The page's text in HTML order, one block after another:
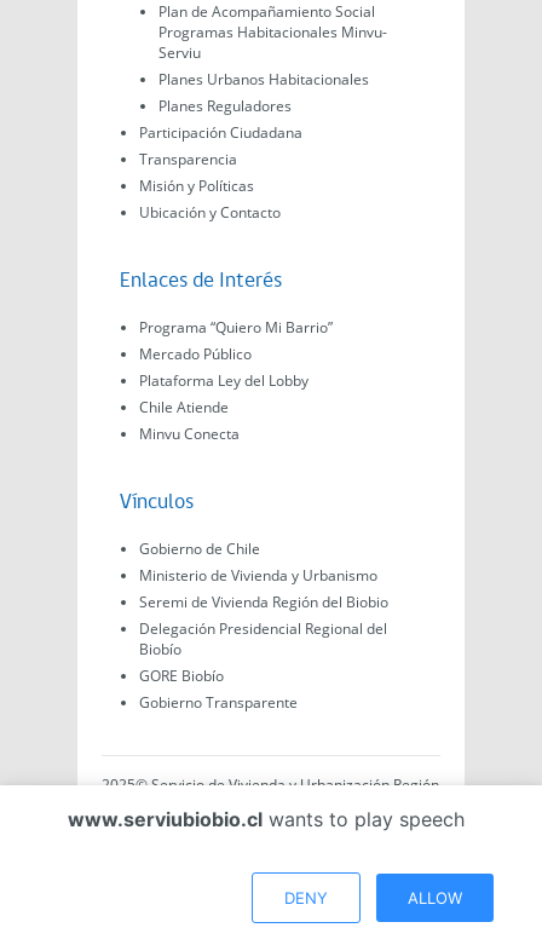
Plan de Acompañamiento Social
Programas Habitacionales Minvu-
Serviu
Planes Urbanos Habitacionales
Planes Reguladores
Participación Ciudadana
Transparencia
Misión y Políticas
Ubicación y Contacto
Enlaces de Interés
Programa “Quiero Mi Barrio”
Mercado Público
Plataforma Ley del Lobby
Chile Atiende
Minvu Conecta
Vínculos
Gobierno de Chile
Ministerio de Vivienda y Urbanismo
Seremi de Vivienda Región del Biobio
Delegación Presidencial Regional del
Biobío
GORE Biobío
Gobierno Transparente
2025© Servicio de Vivienda y Urbanización Región
Región del Biobío, Chile. Todo el contenido de este
www.serviubiobio.cl wants to play speech
DENY ALLOW